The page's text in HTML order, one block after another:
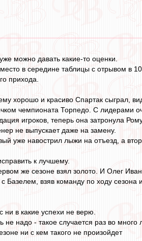
можно давать какие-то оценки.
в середине таблицы с отрывом в 10
прихода.
хорошо и красиво Спартак сыграл,
чемпионата Торпедо. С лидерами
игроков, теперь она затронула
не выпускает даже на замену.
уже навострил лыжи на отъезд, а
к лучшему.
же сезоне взял золото. И Олег
Базелем, взяв команду по ходу сезона
ни в какие успехи не верю.
надо - такое случается раз во много
ни с кем такого не произойдет